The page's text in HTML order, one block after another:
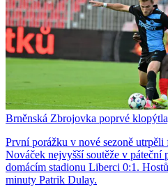
Brněnská Zbrojovka poprvé
První porážku v nové sezoně
Nováček nejvyšší soutěže v páteční
domácím stadionu Liberci 0:1.
minuty Patrik Dulay.